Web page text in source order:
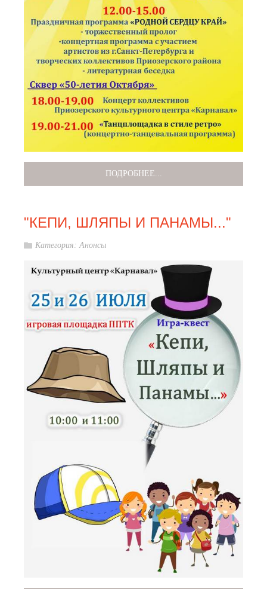
ПОДРОБНЕЕ...
"КЕПИ, ШЛЯПЫ И ПАНАМЫ..."
Категория: Анонсы